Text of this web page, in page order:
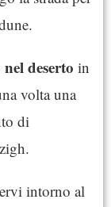
deserto in
volta una
di
intorno al